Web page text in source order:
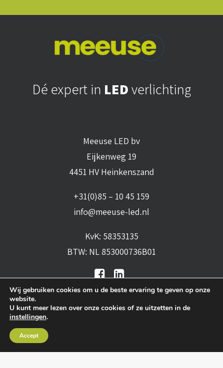
Dé expert in LEDverlichting
Meeuse LED bv
Eijkenweg 19
4451 HV Heinkenszand
+31(0)85 – 10 45 159
info@meeuse-led.nl
KvK: 58353135
BTW: NL 853000736B01
leveringsvoorwaarden
Wij gebruiken cookies om u de beste ervaring te geven op onze
website.
U kunt meer lezen over onze cookies of ze uitzetten in de
instellingen.
Accept